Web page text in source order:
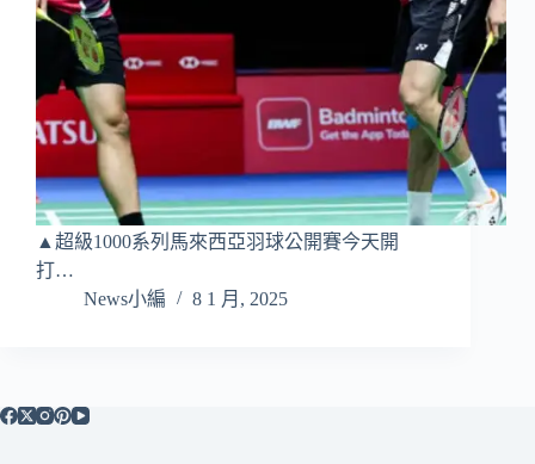
▲超級1000系列馬來西亞羽球公開賽今天開
打…
News小編
8 1 月, 2025